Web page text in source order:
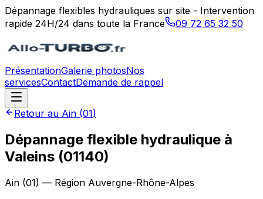
Dépannage flexibles hydrauliques sur site - Intervention
rapide 24H/24 dans toute la France
09 72 65 32 50
PrésentationGalerie photosNos
servicesContactDemande de rappel
Retour au Ain (01)
Dépannage flexible hydraulique à
Valeins (01140)
Ain (01) — Région Auvergne-Rhône-Alpes